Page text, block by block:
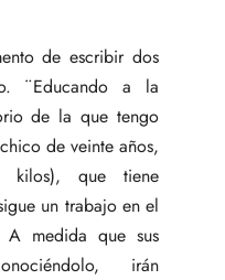
de escribir dos
¨Educando a la
de la que tengo
de veinte años,
kilos), que tiene
un trabajo en el
medida que sus
irán